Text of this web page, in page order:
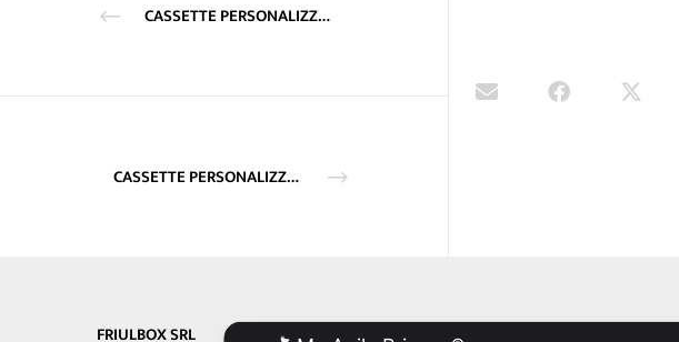
CASSETTE PERSONALIZZATE IN FAGGIO LACCATO
CASSETTE PERSONALIZZATE IN PINO DA 6 BOTTIGLIE DI VINO
FRIULBOX SRL